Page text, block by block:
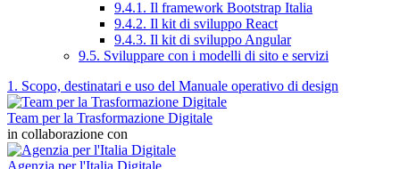
9.4.1. Il framework Bootstrap Italia
9.4.2. Il kit di sviluppo React
9.4.3. Il kit di sviluppo Angular
9.5. Sviluppare con i modelli di sito e servizi
1. Scopo, destinatari e uso del Manuale operativo di design
Team per la Trasformazione Digitale
in collaborazione con
Agenzia per l'Italia Digitale